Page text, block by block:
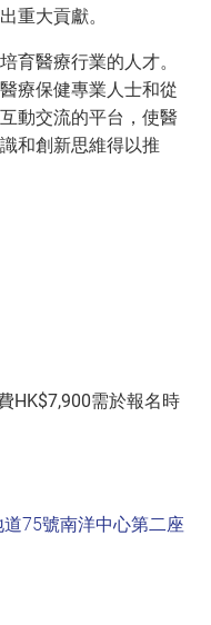
重大貢獻。
育醫療行業的人才。
療保健專業人士和從
動交流的平台，使醫
和創新思維得以推
HK$7,900需於報名時
75號南洋中心第二座